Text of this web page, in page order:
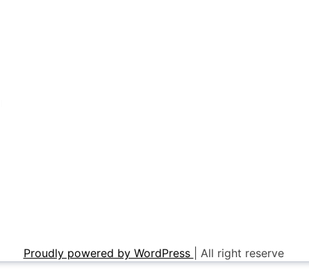
Proudly powered by WordPress All right reserve